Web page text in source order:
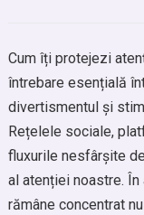
Cum îți protejezi
întrebare esențială
divertismentul și
Rețelele sociale,
fluxurile nesfârșite
al atenției noastre.
rămâne concentrat